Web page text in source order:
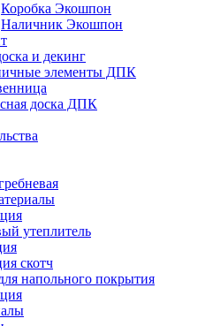
Коробка Экошпон
Наличник Экошпон
и декинг
элементы ДПК
доска ДПК
утеплитель
скотч
напольного покрытия